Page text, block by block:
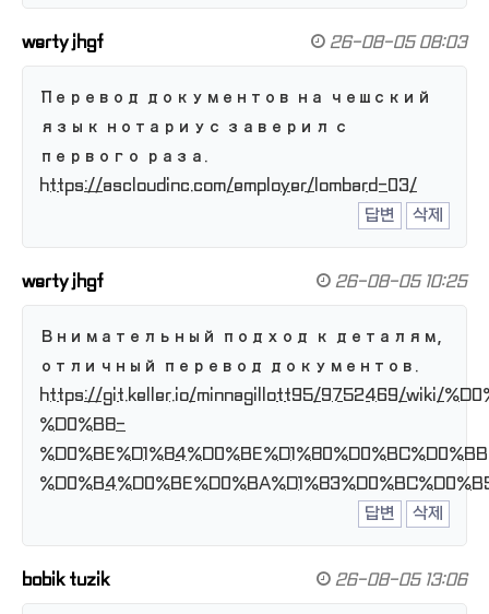
werty jhgf 26-08-05 08:03
Перевод документов на чешский
язык нотариус заверил с
первого раза.
https://ascloudinc.com/employer/lombard-03/
답변
삭제
werty jhgf 26-08-05 10:25
Внимательный подход к деталям,
отличный перевод документов.
https://git.keller.io/minnagillott95/9752469/wiki/
%D0%B8-
답변
삭제
bobik tuzik 26-08-05 13:06